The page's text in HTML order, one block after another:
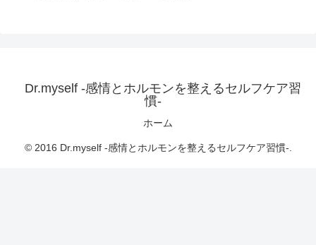
Dr.myself -感情とホルモンを整えるセルフケア習
慣-
ホーム
© 2016 Dr.myself -感情とホルモンを整えるセルフケア習慣-.